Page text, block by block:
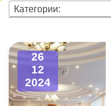
Категории:
26
12
2024